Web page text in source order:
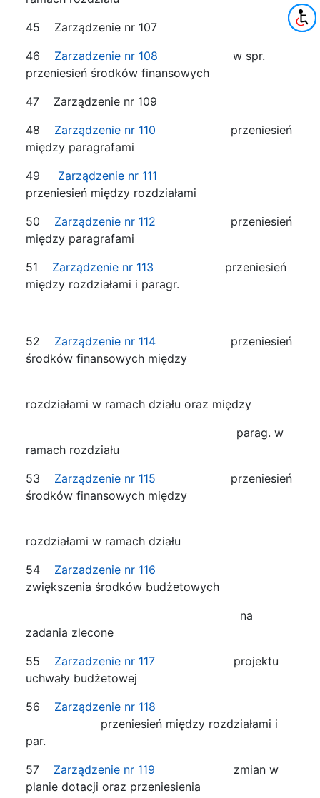
45 Zarządzenie nr 107
46 Zarzadzenie nr 108
w spr.
przeniesień środków finansowych
47 Zarządzenie nr 109
48 Zarządzenie nr 110
przeniesień
między paragrafami
49
Zarządzenie nr 111
przeniesień między rozdziałami
50 Zarządzenie nr 112 przeniesień
między paragrafami
51 Zarządzenie nr 113
przeniesień
między rozdziałami i paragr.
52 Zarządzenie nr 114
przeniesień
środków finansowych między
rozdziałami w ramach działu oraz między
parag. w
ramach rozdziału
53 Zarządzenie nr 115 przeniesień
środków finansowych między
rozdziałami w ramach działu
54 Zarzadzenie nr 116
zwiększenia środków budżetowych
na
zadania zlecone
55 Zarzadzenie nr 117
projektu
uchwały budżetowej
56 Zarządzenie nr 118
przeniesień między rozdziałami i
par.
57 Zarządzenie nr 119 zmian w
planie dotacji oraz przeniesienia